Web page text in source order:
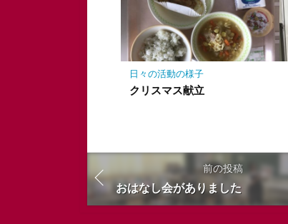
日々の活動の様子
クリスマス献立
前の投稿
おはなし会がありました